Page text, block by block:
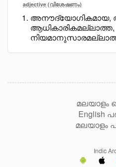
adjective (വിശേഷണം)
ആധികാരികമല്ലാത്ത,
മലയാളം
English
മലയാളം
Indic